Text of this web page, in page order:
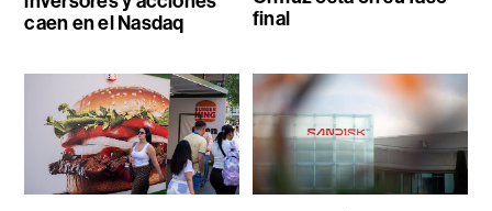
caen en el Nasdaq
final